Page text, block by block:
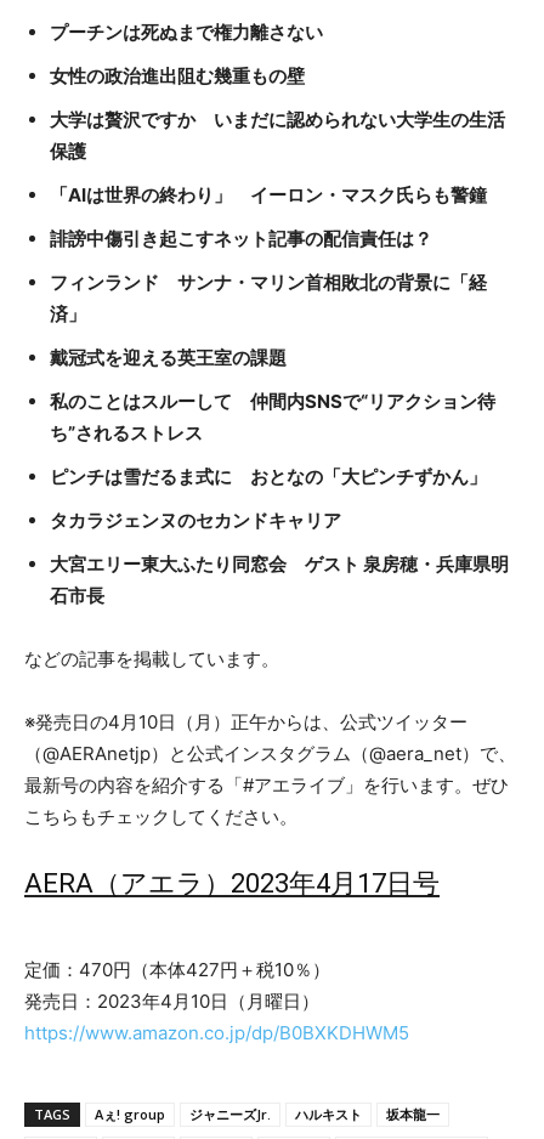
プーチンは死ぬまで権力離さない
女性の政治進出阻む幾重もの壁
大学は贅沢ですか いまだに認められない大学生の生活
保護
「AIは世界の終わり」 イーロン・マスク氏らも警鐘
誹謗中傷引き起こすネット記事の配信責任は？
フィンランド サンナ・マリン首相敗北の背景に「経
済」
戴冠式を迎える英王室の課題
私のことはスルーして 仲間内SNSで“リアクション待
ち”されるストレス
ピンチは雪だるま式に おとなの「大ピンチずかん」
タカラジェンヌのセカンドキャリア
大宮エリー東大ふたり同窓会 ゲスト 泉房穂・兵庫県明
石市長
などの記事を掲載しています。
※発売日の4月10日（月）正午からは、公式ツイッター
（@AERAnetjp）と公式インスタグラム（@aera_net）で、
最新号の内容を紹介する「#アエライブ」を行います。ぜひ
こちらもチェックしてください。
AERA（アエラ）2023年4月17日号
定価：470円（本体427円＋税10％）
発売日：2023年4月10日（月曜日）
https://www.amazon.co.jp/dp/B0BXKDHWM5
TAGS Aぇ! group ジャニーズJr. ハルキスト
坂本龍一